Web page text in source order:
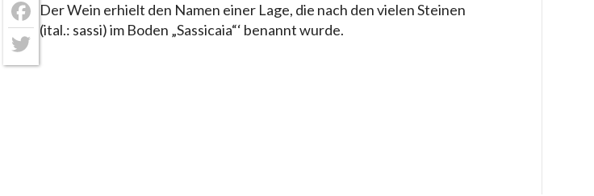
Der Wein erhielt den Namen einer Lage, die nach den vielen Steinen
(ital.: sassi) im Boden „Sassicaia“‘ benannt wurde.
Facebook
Twitter